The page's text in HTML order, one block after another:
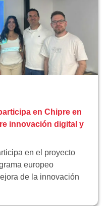
en Chipre en
innovación digital y
en el proyecto
europeo
de la innovación